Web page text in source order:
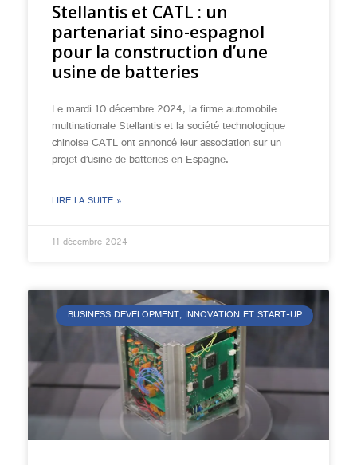
Stellantis et CATL : un
partenariat sino-espagnol
pour la construction d’une
usine de batteries
Le mardi 10 décembre 2024, la firme automobile
multinationale Stellantis et la société technologique
chinoise CATL ont annoncé leur association sur un
projet d’usine de batteries en Espagne.
LIRE LA SUITE »
11 décembre 2024
BUSINESS DEVELOPMENT, INNOVATION ET START-UP